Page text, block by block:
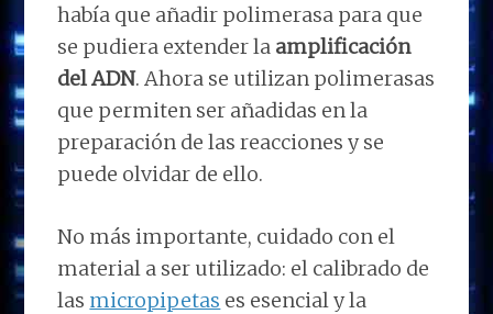
había que añadir polimerasa para que
se pudiera extender la amplificación
del ADN. Ahora se utilizan polimerasas
que permiten ser añadidas en la
preparación de las reacciones y se
puede olvidar de ello.
No más importante, cuidado con el
material a ser utilizado: el calibrado de
las micropipetas es esencial y la